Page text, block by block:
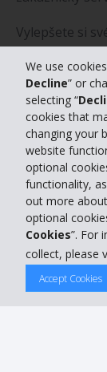
We use
Decline” or
selecting “
cookies that
changing your
website
optional
functionality,
out more
optional
Cookies”. For
collect, please
Accept Cookies
Vylepšete si
autu, rychlé
Vyberte si ze
hybridů,
polohou v
Slovensku.
Dříve než
připravené a
standardů,